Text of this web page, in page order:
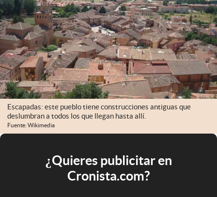
Escapadas: este pueblo tiene construcciones antiguas que
deslumbran a todos los que llegan hasta allí.
Fuente: Wikimedia
¿Quieres publicitar en
Cronista.com?